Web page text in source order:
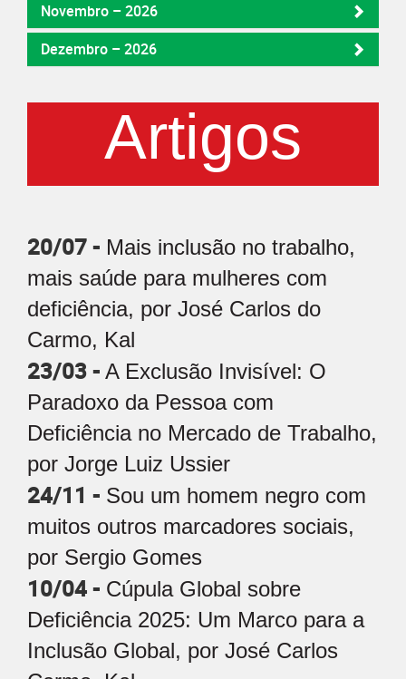
Novembro – 2026
Dezembro – 2026
Artigos
20/07 - Mais inclusão no trabalho,
mais saúde para mulheres com
deficiência, por José Carlos do
Carmo, Kal
23/03 - A Exclusão Invisível: O
Paradoxo da Pessoa com
Deficiência no Mercado de Trabalho,
por Jorge Luiz Ussier
24/11 - Sou um homem negro com
muitos outros marcadores sociais,
por Sergio Gomes
10/04 - Cúpula Global sobre
Deficiência 2025: Um Marco para a
Inclusão Global, por José Carlos